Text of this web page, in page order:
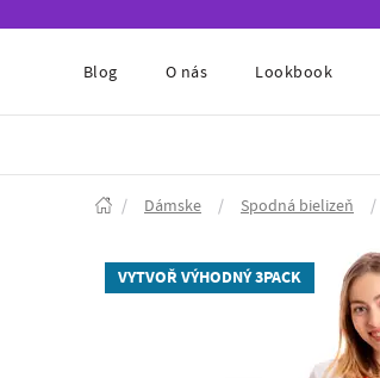
Blog O nás Lookbook
/ Dámske / Spodná bielizeň /
VYTVOŘ VÝHODNÝ 3PACK